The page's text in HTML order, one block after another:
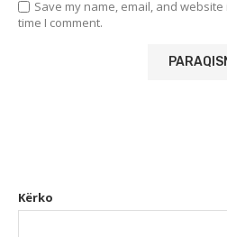
Save my name, email, and
time I comment.
Kërko